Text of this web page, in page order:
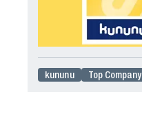
kununu Top Company